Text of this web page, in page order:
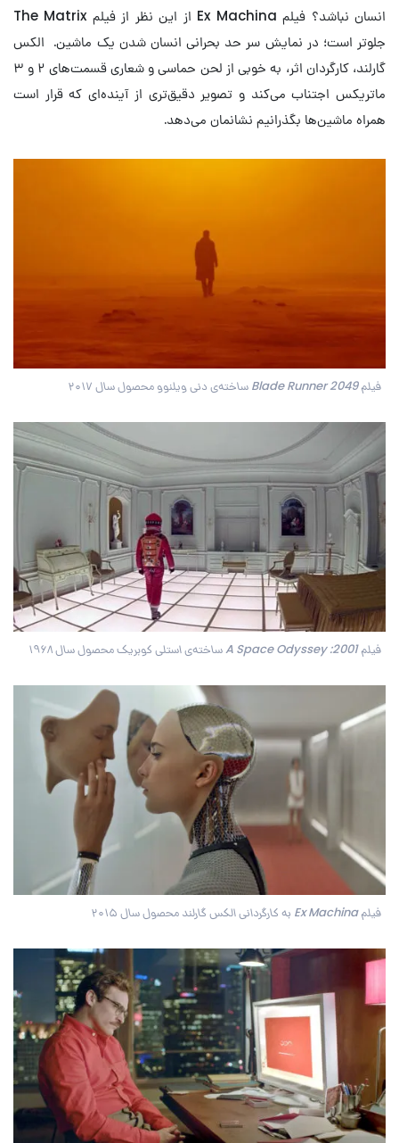
انسان نباشد؟ فیلم Ex Machina از این نظر از فیلم The Matrix
جلوتر است؛ در نمایش سر حد بحرانی انسان شدن یک ماشین. الکس
گارلند، کارگردان اثر، به خوبی از لحن حماسی و شعاری قسمت‌های ۲ و ۳
ماتریکس اجتناب می‌کند و تصویر دقیق‌تری از آینده‌ای که قرار است
همراه ماشین‌ها بگذرانیم نشانمان می‌دهد.
فیلم Blade Runner 2049 ساخته‌ی دنی ویلنوو محصول سال ۲۰۱۷
فیلم 2001: A Space Odyssey ساخته‌ی استلی کوبریک محصول سال ۱۹۶۸
فیلم Ex Machina به کارگردانی الکس گارلند محصول سال ۲۰۱۵